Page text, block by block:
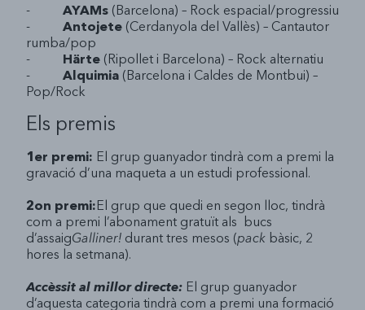
- AYAMs (Barcelona) – Rock espacial/progressiu
- Antojete (Cerdanyola del Vallès) – Cantautor
rumba/pop
- Härte (Ripollet i Barcelona) – Rock alternatiu
- Alquimia (Barcelona i Caldes de Montbui) –
Pop/Rock
Els premis
1er premi: El grup guanyador tindrà com a premi la
gravació d’una maqueta a un estudi professional.
2on premi:El grup que quedi en segon lloc, tindrà
com a premi l’abonament gratuït als bucs
d’assaigGalliner! durant tres mesos (pack bàsic, 2
hores la setmana).
Accèssit al millor directe: El grup guanyador
d’aquesta categoria tindrà com a premi una formació